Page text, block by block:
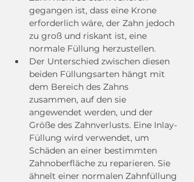
gegangen ist, dass eine Krone
erforderlich wäre, der Zahn jedoch
zu groß und riskant ist, eine
normale Füllung herzustellen.
Der Unterschied zwischen diesen
beiden Füllungsarten hängt mit
dem Bereich des Zahns
zusammen, auf den sie
angewendet werden, und der
Größe des Zahnverlusts. Eine Inlay-
Füllung wird verwendet, um
Schäden an einer bestimmten
Zahnoberfläche zu reparieren. Sie
ähnelt einer normalen Zahnfüllung